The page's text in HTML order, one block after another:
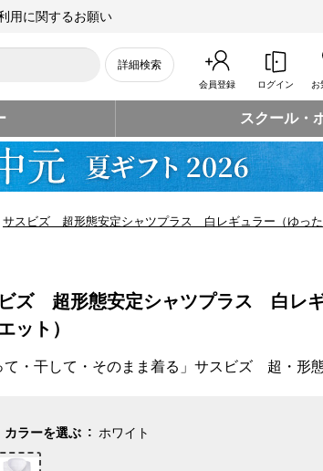
用に関するお願い
詳細検索
会員登録 ログイン お
スクール・
サスビズ 超形態安定シャツプラス 白レギュラー（ゆった
ズ 超形態安定シャツプラス 白レギ
ット）
て・干して・そのまま着る」サスビズ 超・形
カラーを選ぶ ホワイト